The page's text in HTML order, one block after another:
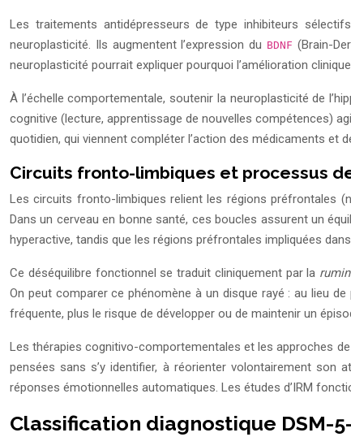
Les traitements antidépresseurs de type inhibiteurs
neuroplasticité. Ils augmentent l’expression du BDNF (Brain-
neuroplasticité pourrait expliquer pourquoi l’amélioration
À l’échelle comportementale, soutenir la neuroplasticité de
cognitive (lecture, apprentissage de nouvelles compétences)
quotidien, qui viennent compléter l’action des médicaments et
Circuits fronto-limbiques et processus
Les circuits fronto-limbiques relient les régions préfrontales
Dans un cerveau en bonne santé, ces boucles assurent un
hyperactive, tandis que les régions préfrontales impliquées
Ce déséquilibre fonctionnel se traduit cliniquement par la
On peut comparer ce phénomène à un disque rayé : au lieu
fréquente, plus le risque de développer ou de maintenir un
Les thérapies cognitivo-comportementales et les approches
pensées sans s’y identifier, à réorienter volontairement
réponses émotionnelles automatiques. Les études d’IRM
Classification diagnostique DSM-